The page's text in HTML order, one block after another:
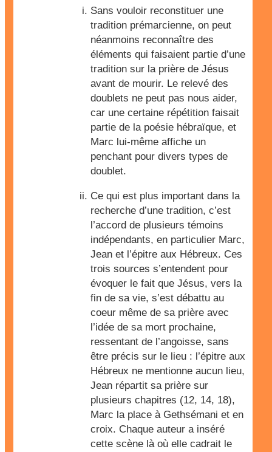
Sans vouloir reconstituer une
tradition prémarcienne, on peut
néanmoins reconnaître des
éléments qui faisaient partie d’une
tradition sur la prière de Jésus
avant de mourir. Le relevé des
doublets ne peut pas nous aider,
car une certaine répétition faisait
partie de la poésie hébraïque, et
Marc lui-même affiche un
penchant pour divers types de
doublet.
Ce qui est plus important dans la
recherche d’une tradition, c’est
l’accord de plusieurs témoins
indépendants, en particulier Marc,
Jean et l’épitre aux Hébreux. Ces
trois sources s’entendent pour
évoquer le fait que Jésus, vers la
fin de sa vie, s’est débattu au
coeur même de sa prière avec
l’idée de sa mort prochaine,
ressentant de l’angoisse, sans
être précis sur le lieu : l’épitre aux
Hébreux ne mentionne aucun lieu,
Jean répartit sa prière sur
plusieurs chapitres (12, 14, 18),
Marc la place à Gethsémani et en
croix. Chaque auteur a inséré
cette scène là où elle cadrait le